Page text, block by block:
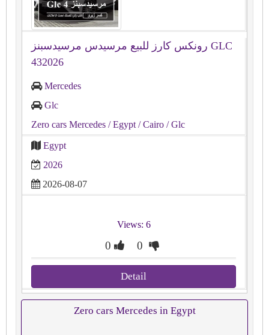
رونكس كارز للبيع مرسيدس مرسيدسبنز GLC
432026
Mercedes
Glc
Zero cars Mercedes / Egypt / Cairo / Glc
Egypt
2026
2026-08-07
Views: 6
0 0
Detail
Zero cars Mercedes in Egypt